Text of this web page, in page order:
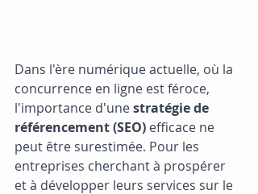
Dans l'ère numérique actuelle, où la
concurrence en ligne est féroce,
l'importance d'une stratégie de
référencement (SEO) efficace ne
peut être surestimée. Pour les
entreprises cherchant à prospérer
et à développer leurs services sur le